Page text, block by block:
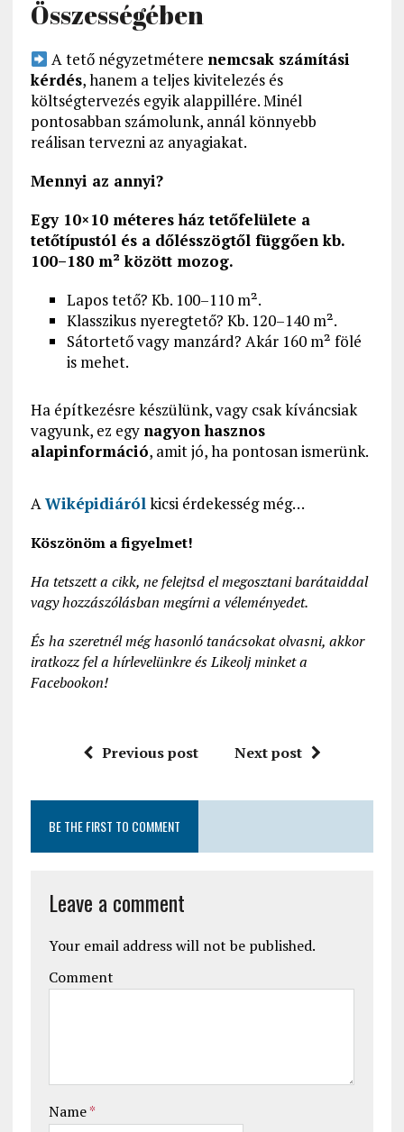
Összességében
A tető négyzetmétere nemcsak számítási
kérdés, hanem a teljes kivitelezés és
költségtervezés egyik alappillére. Minél
pontosabban számolunk, annál könnyebb
reálisan tervezni az anyagiakat.
Mennyi az annyi?
Egy 10×10 méteres ház tetőfelülete a
tetőtípustól és a dőlésszögtől függően kb.
100–180 m² között mozog.
Lapos tető? Kb. 100–110 m².
Klasszikus nyeregtető? Kb. 120–140 m².
Sátortető vagy manzárd? Akár 160 m² fölé
is mehet.
Ha építkezésre készülünk, vagy csak kíváncsiak
vagyunk, ez egy nagyon hasznos
alapinformáció, amit jó, ha pontosan ismerünk.
AWiképidiárólkicsi érdekesség még…
Köszönöm a figyelmet!
Ha tetszett a cikk, ne felejtsd el megosztani barátaiddal
vagy hozzászólásban megírni a véleményedet.
És ha szeretnél még hasonló tanácsokat olvasni, akkor
iratkozz fel a hírlevelünkre és Likeolj minket a
Facebookon!
Previous post Next post
BE THE FIRST TO COMMENT
Leave a comment
Your email address will not be published.
Comment
Name*